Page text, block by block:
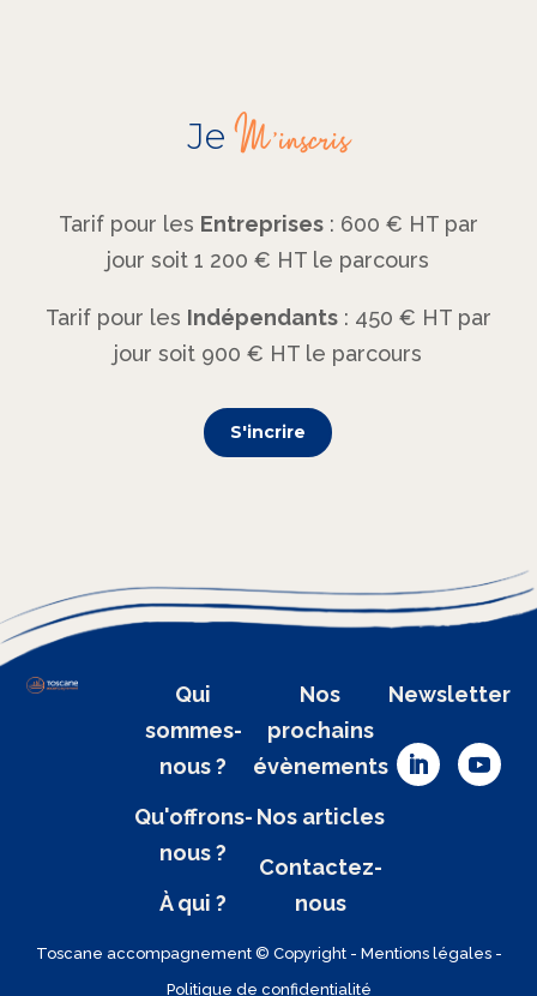
JeM'inscris
Tarif pour les Entreprises: 600 € HT par
jour soit 1 200 € HT le parcours
Tarif pour les Indépendants: 450 € HT par
jour soit 900 € HT le parcours
S'incrire
Qui
sommes-
nous ?
Qu'offrons-
nous ?
À qui ?
Nos
prochains
évènements
Nos articles
Contactez-
nous
Newsletter
Toscane accompagnement © Copyright - Mentions légales-
Politique de confidentialité